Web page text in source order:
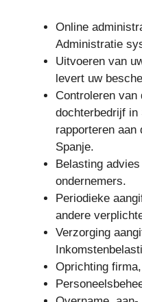
Online
Administratie
Uitvoeren van
levert uw
Controleren van
dochterbedrijf in
rapporteren aan
Spanje.
Belasting
ondernemers.
Periodieke
andere
Verzorging
Oprichting